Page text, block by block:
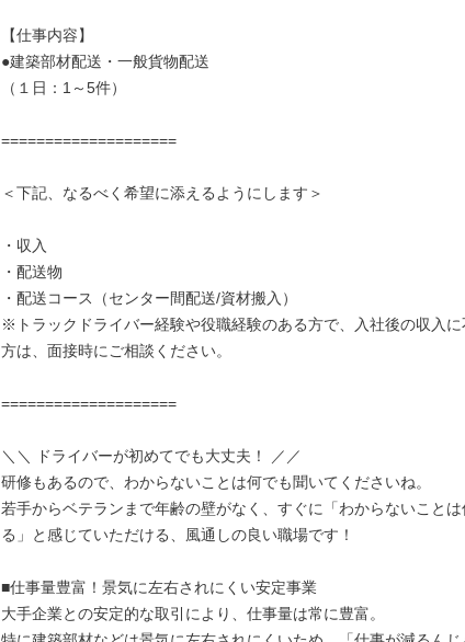
【仕事内容】
●建築部材配送・一般貨物配送
（１日：1～5件）
====================
＜下記、なるべく希望に添えるようにします＞
・収入
・配送物
・配送コース（センター間配送/資材搬入）
※トラックドライバー経験や役職経験のある方で、入社後の収入に
方は、面接時にご相談ください。
====================
＼＼ ドライバーが初めてでも大丈夫！ ／／
研修もあるので、わからないことは何でも聞いてくださいね。
若手からベテランまで年齢の壁がなく、すぐに「わからないこと
る」と感じていただける、風通しの良い職場です！
■仕事量豊富！景気に左右されにくい安定事業
大手企業との安定的な取引により、仕事量は常に豊富。